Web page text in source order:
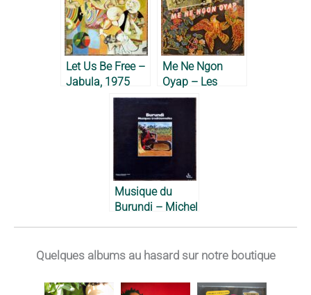
Let Us Be Free –
Jabula, 1975
Me Ne Ngon
Oyap – Les
Vétérans, 1983
Musique du
Burundi – Michel
Quelques albums au hasard sur notre boutique